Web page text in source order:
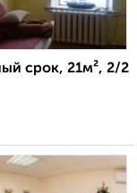
срок, 21м², 2/2